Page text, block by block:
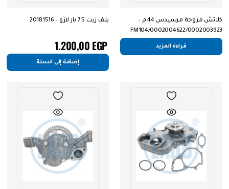
كلاتش مروحة مرسيدس 44 م –
0002004622/0002003923/FM104
قراءة المزيد
بلف زيت 7.5 بار لازو – 20181516
1.200,00EGP
إضافة إلى السلة